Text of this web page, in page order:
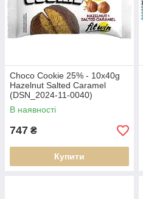
Choco Cookie 25% - 10x40g
Hazelnut Salted Caramel
(DSN_2024-11-0040)
В наявності
747 ₴
Купити